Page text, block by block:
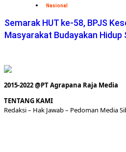
Nasional
Semarak HUT ke-58, BPJS
Masyarakat Budayakan Hidup
2015-2022 @PT Agrapana Raja Media
TENTANG KAMI
Redaksi– Hak Jawab – Pedoman Media